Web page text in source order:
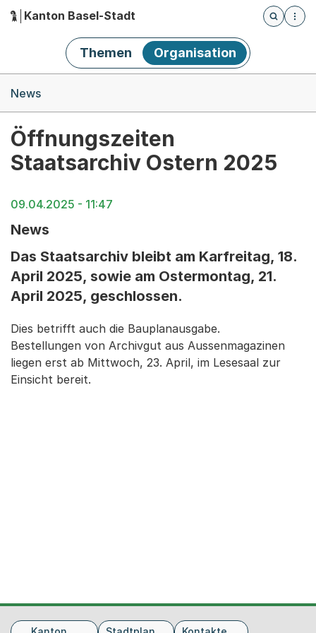
Hauptnavigation
Kanton Basel-Stadt
Öffnet
Themen Organisation
News
Öffnungszeiten
Staatsarchiv Ostern 2025
09.04.2025 - 11:47
News
Das Staatsarchiv bleibt am Karfreitag, 18.
April 2025, sowie am Ostermontag, 21.
April 2025, geschlossen.
Dies betrifft auch die Bauplanausgabe.
Bestellungen von Archivgut aus Aussenmagazinen
liegen erst ab Mittwoch, 23. April, im Lesesaal zur
Einsicht bereit.
Fusszeile